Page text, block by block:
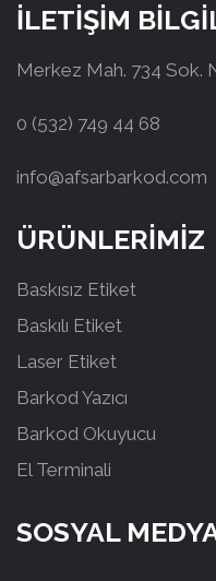
İLETİŞİM
Merkez Mah. 734 Sok.
0 (532) 749 44 68
info@afsarbarkod.com
ÜRÜNLERİMİZ
Baskısız Etiket
Baskılı Etiket
Laser Etiket
Barkod Yazıcı
Barkod Okuyucu
El Terminali
SOSYAL